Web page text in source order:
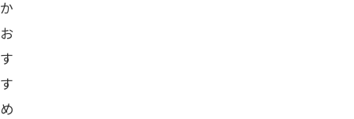
か
お
す
す
め